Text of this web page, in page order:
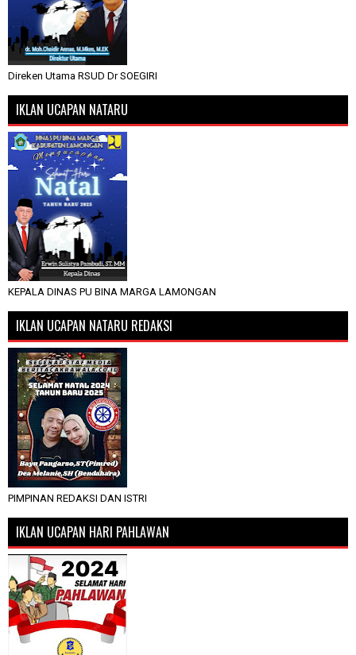
Direken Utama RSUD Dr SOEGIRI
IKLAN UCAPAN NATARU
KEPALA DINAS PU BINA MARGA LAMONGAN
IKLAN UCAPAN NATARU REDAKSI
PIMPINAN REDAKSI DAN ISTRI
IKLAN UCAPAN HARI PAHLAWAN